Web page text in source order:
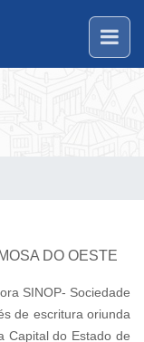
DO OESTE
SINOP- Sociedade
de escritura oriunda
Capital do Estado de